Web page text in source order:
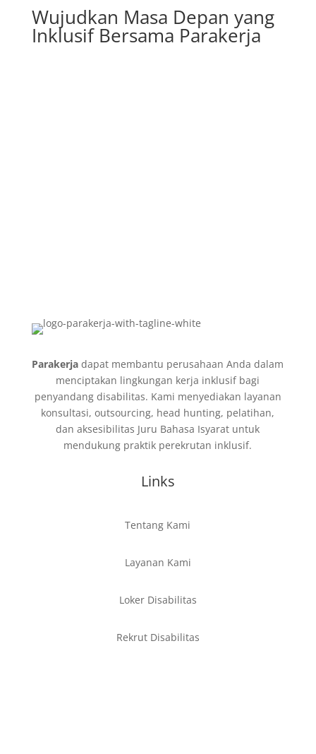
Wujudkan Masa Depan yang
Inklusif Bersama Parakerja
Parakerja dapat membantu perusahaan Anda dalam
menciptakan lingkungan kerja inklusif bagi
penyandang disabilitas. Kami menyediakan layanan
konsultasi, outsourcing, head hunting, pelatihan,
dan aksesibilitas Juru Bahasa Isyarat untuk
mendukung praktik perekrutan inklusif.
Links
Tentang Kami
Layanan Kami
Loker Disabilitas
Rekrut Disabilitas